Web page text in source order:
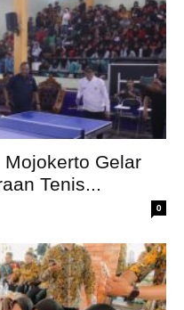
Gelar
Tenis...
0